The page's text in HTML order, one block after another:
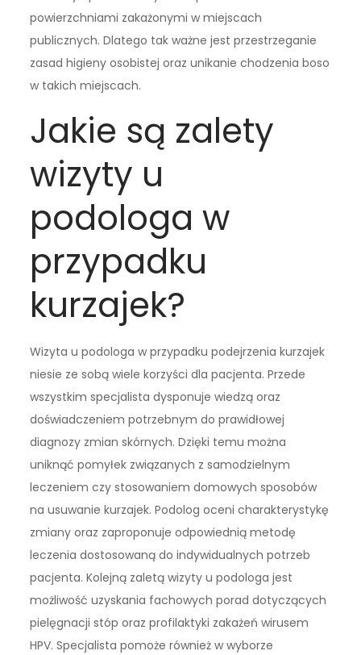
powierzchniami zakażonymi w miejscach
publicznych. Dlatego tak ważne jest przestrzeganie
zasad higieny osobistej oraz unikanie chodzenia boso
w takich miejscach.
Jakie są zalety
wizyty u
podologa w
przypadku
kurzajek?
Wizyta u podologa w przypadku podejrzenia kurzajek
niesie ze sobą wiele korzyści dla pacjenta. Przede
wszystkim specjalista dysponuje wiedzą oraz
doświadczeniem potrzebnym do prawidłowej
diagnozy zmian skórnych. Dzięki temu można
uniknąć pomyłek związanych z samodzielnym
leczeniem czy stosowaniem domowych sposobów
na usuwanie kurzajek. Podolog oceni charakterystykę
zmiany oraz zaproponuje odpowiednią metodę
leczenia dostosowaną do indywidualnych potrzeb
pacjenta. Kolejną zaletą wizyty u podologa jest
możliwość uzyskania fachowych porad dotyczących
pielęgnacji stóp oraz profilaktyki zakażeń wirusem
HPV. Specjalista pomoże również w wyborze